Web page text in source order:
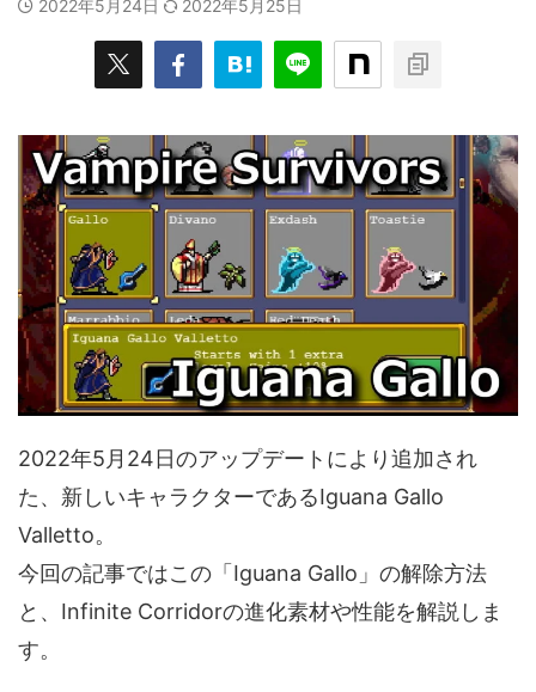
2022年5月24日 2022年5月25日
2022年5月24日のアップデートにより追加され
た、新しいキャラクターであるIguana Gallo
Valletto。
今回の記事ではこの「Iguana Gallo」の解除方法
と、Infinite Corridorの進化素材や性能を解説しま
す。